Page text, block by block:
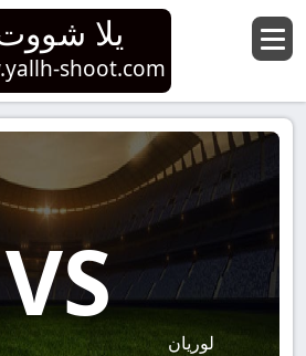
يلا
shoot.com
لوريان
VS